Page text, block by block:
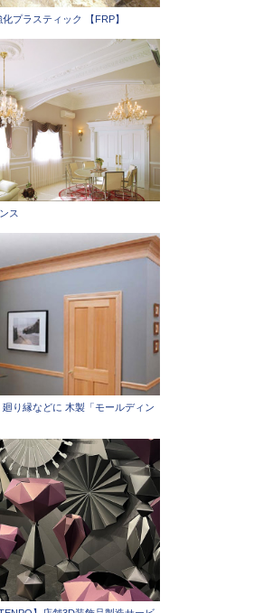
プラスティック 【FRP】
ス
り縁などに 木製「モールディン